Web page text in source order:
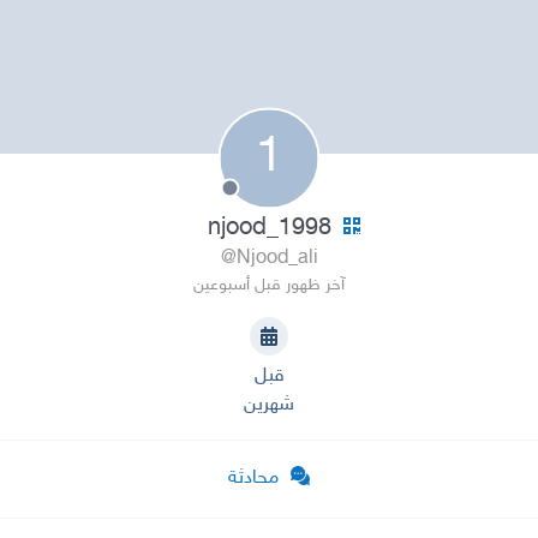
1
1998_njood
@Njood_ali
آخر ظهور قبل أسبوعين
قبل
شهرين
محادثة